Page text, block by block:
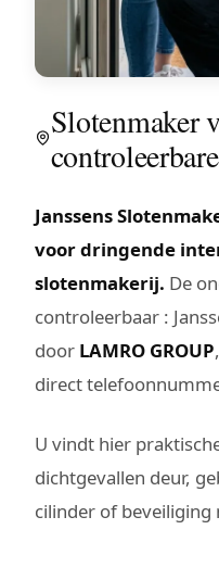
Slotenmaker
Janssens
voor dringende
slotenmakerij. De
controleerbaar :
door LAMRO GROUP
direct
U vindt hier
dichtgevallen deur,
cilinder of beveiliging